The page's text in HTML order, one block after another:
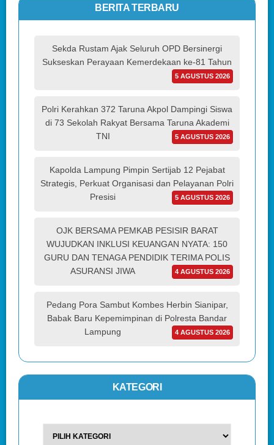
BERITA TERBARU
Sekda Rustam Ajak Seluruh OPD Bersinergi
Sukseskan Perayaan Kemerdekaan ke-81 Tahun
5 AGUSTUS 2026
Polri Kerahkan 372 Taruna Akpol Dampingi Siswa
di 73 Sekolah Rakyat Bersama Taruna Akademi
TNI
5 AGUSTUS 2026
Kapolda Lampung Pimpin Sertijab 12 Pejabat
Strategis, Perkuat Organisasi dan Pelayanan Polri
Presisi
5 AGUSTUS 2026
OJK BERSAMA PEMKAB PESISIR BARAT
WUJUDKAN INKLUSI KEUANGAN NYATA: 150
GURU DAN TENAGA PENDIDIK TERIMA POLIS
ASURANSI JIWA
4 AGUSTUS 2026
Pedang Pora Sambut Kombes Herbin Sianipar,
Babak Baru Kepemimpinan di Polresta Bandar
Lampung
4 AGUSTUS 2026
KATEGORI